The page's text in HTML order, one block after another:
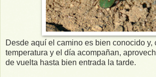
Desde aquí el camino es bien conocido y,
temperatura y el día acompañan,
de vuelta hasta bien entrada la tarde.